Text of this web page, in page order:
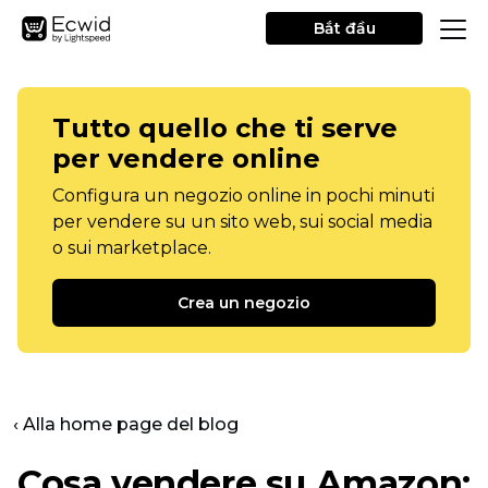
Bắt đầu
Tutto quello che ti serve
per vendere online
Configura un negozio online in pochi minuti
per vendere su un sito web, sui social media
o sui marketplace.
Crea un negozio
‹ Alla home page del blog